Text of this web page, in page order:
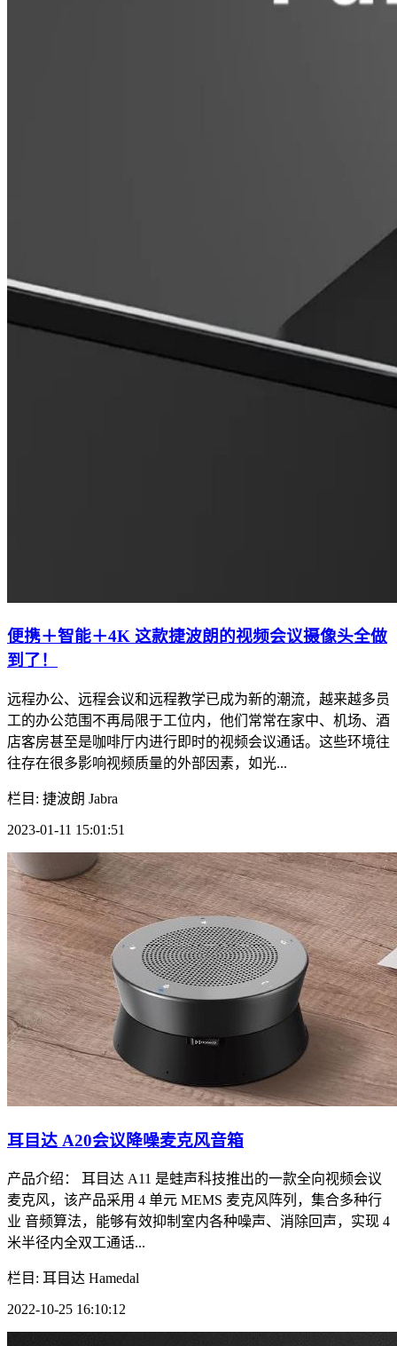
便携＋智能＋4K 这款捷波朗的视频会议摄像头全做
到了！
远程办公、远程会议和远程教学已成为新的潮流，越来越多员
工的办公范围不再局限于工位内，他们常常在家中、机场、酒
店客房甚至是咖啡厅内进行即时的视频会议通话。这些环境往
往存在很多影响视频质量的外部因素，如光...
栏目: 捷波朗 Jabra
2023-01-11 15:01:51
耳目达 A20会议降噪麦克风音箱
产品介绍： 耳目达 A11 是蛙声科技推出的一款全向视频会议
麦克风，该产品采用 4 单元 MEMS 麦克风阵列，集合多种行
业 音频算法，能够有效抑制室内各种噪声、消除回声，实现 4
米半径内全双工通话...
栏目: 耳目达 Hamedal
2022-10-25 16:10:12